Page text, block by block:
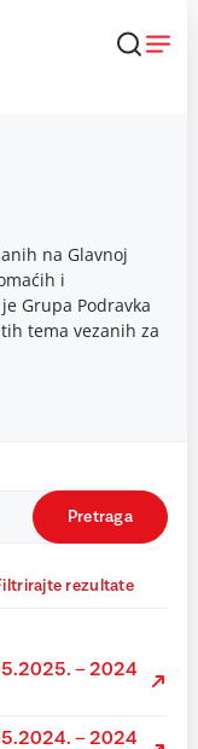
na Glavnoj
i
Grupa Podravka
tema vezanih za
Pretraga
rezultate
– 2024
– 2024